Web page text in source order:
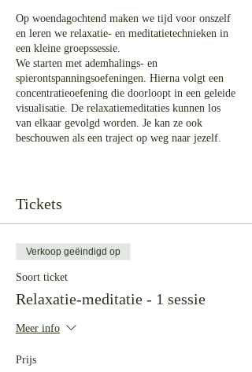
Op woendagochtend maken we tijd voor onszelf
en leren we relaxatie- en meditatietechnieken in
een kleine groepssessie.
We starten met ademhalings- en
spierontspanningsoefeningen. Hierna volgt een
concentratieoefening die doorloopt in een geleide
visualisatie. De relaxatiemeditaties kunnen los
van elkaar gevolgd worden. Je kan ze ook
beschouwen als een traject op weg naar jezelf.
plaats in de praktijkruimte, dus plaatsen zijn
gemakkelijke kledij, warme sokken voor
comfort.
Els begeleidt deze meditaties vanuit haar
beleving staat centraal.
Bij het inschrijven kies je eerst of je voor een
beurtenkaart neemt.
Tickets
Verkoop geëindigd op
Soort ticket
Relaxatie-meditatie - 1 sessie
Meer info
Prijs